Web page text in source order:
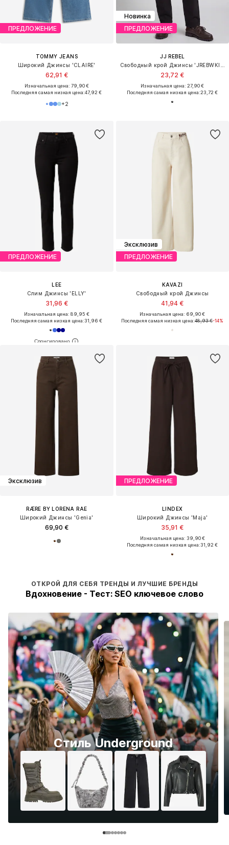
ПРЕДЛОЖЕНИЕ
TOMMY JEANS
Широкий Джинсы 'CLAIRE'
62,91 €
Изначальная цена: 79,90 €
Последняя самая низкая цена:47,92 €
+2
Новинка
ПРЕДЛОЖЕНИЕ
JJ REBEL
Свободный крой Джинсы 'JREBWKIM'
23,72 €
Изначальная цена: 27,90 €
Последняя самая низкая цена:23,72 €
ПРЕДЛОЖЕНИЕ
LEE
Слим Джинсы 'ELLY'
31,96 €
Изначальная цена: 89,95 €
Последняя самая низкая цена:31,96 €
Эксклюзив
ПРЕДЛОЖЕНИЕ
KAVAZI
Свободный крой Джинсы
41,94 €
Изначальная цена: 69,90 €
Последняя самая низкая цена:48,93 €-14%
Эксклюзив
RÆRE BY LORENA RAE
Широкий Джинсы 'Genia'
69,90 €
ПРЕДЛОЖЕНИЕ
LINDEX
Широкий Джинсы 'Maja'
35,91 €
Изначальная цена: 39,90 €
Последняя самая низкая цена:31,92 €
ОТКРОЙ ДЛЯ СЕБЯ ТРЕНДЫ И ЛУЧШИЕ БРЕНДЫ
Вдохновение - Тест: SEO ключевое слово
Стиль Underground